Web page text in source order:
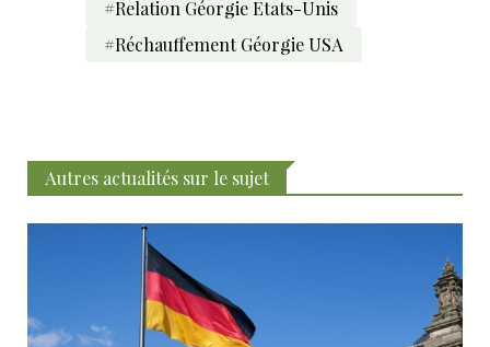
#Relation Géorgie Etats-Unis
#Réchauffement Géorgie USA
Autres actualités sur le sujet